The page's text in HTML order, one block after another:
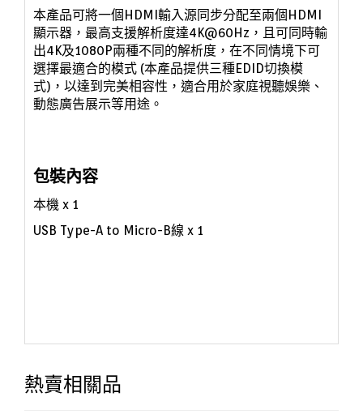
本產品可將一個HDMI輸入源同步分配至兩個HDMI
顯示器，最高支援解析度達4K@60Hz，且可同時輸
出4K及1080P兩種不同的解析度 ，在不同情境下可
選擇最適合的模式 (本產品提供三種EDID切換模
式) ，以達到完美相容性，適合用於家庭視聽娛樂、
動態廣告展示等用途。
包裝內容
本機 x 1
USB Type-A to Micro-B線 x 1
熱賣相關品